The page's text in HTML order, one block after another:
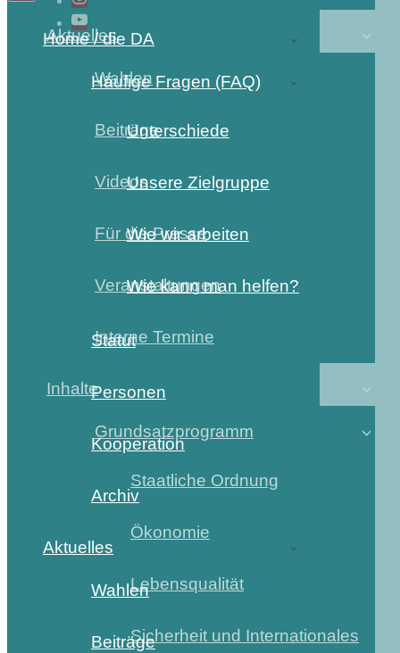
Aktuelles
Wahlen
Beiträge
Videos
Für die Presse
Veranstaltungen
Interne Termine
Inhalte
Grundsatzprogramm
Staatliche Ordnung
Ökonomie
Lebensqualität
Sicherheit und Internationales
Home / die DA
Häufige Fragen (FAQ)
Unterschiede
Unsere Zielgruppe
Wie wir arbeiten
Wie kann man helfen?
Statut
Personen
Kooperation
Archiv
Aktuelles
Wahlen
Beiträge